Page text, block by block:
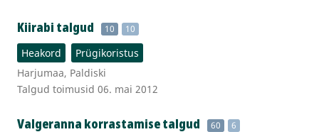
Kiirabi talgud 10 10
Heakord
Prügikoristus
Harjumaa, Paldiski
Talgud toimusid 06. mai 2012
Valgeranna korrastamise talgud 60 6